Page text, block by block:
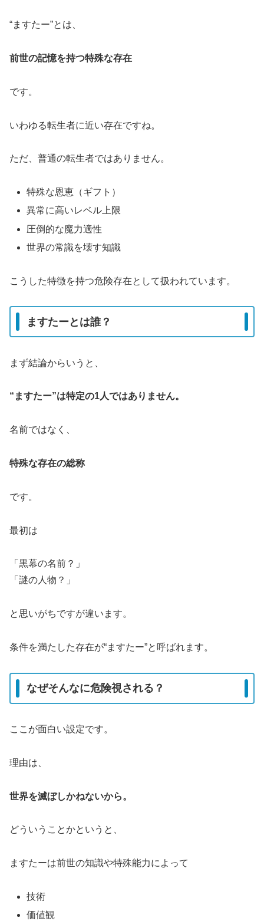
“ますたー”とは、
前世の記憶を持つ特殊な存在
です。
いわゆる転生者に近い存在ですね。
ただ、普通の転生者ではありません。
特殊な恩恵（ギフト）
異常に高いレベル上限
圧倒的な魔力適性
世界の常識を壊す知識
こうした特徴を持つ危険存在として扱われています。
ますたーとは誰？
まず結論からいうと、
“ますたー”は特定の1人ではありません。
名前ではなく、
特殊な存在の総称
です。
最初は
「黒幕の名前？」
「謎の人物？」
と思いがちですが違います。
条件を満たした存在が“ますたー”と呼ばれます。
なぜそんなに危険視される？
ここが面白い設定です。
理由は、
世界を滅ぼしかねないから。
どういうことかというと、
ますたーは前世の知識や特殊能力によって
技術
価値観